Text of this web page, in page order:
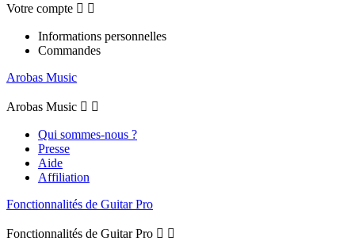
Votre compte  
Informations personnelles
Commandes
Arobas Music
Arobas Music  
Qui sommes-nous ?
Presse
Aide
Affiliation
Fonctionnalités de Guitar Pro
Fonctionnalités de Guitar Pro  